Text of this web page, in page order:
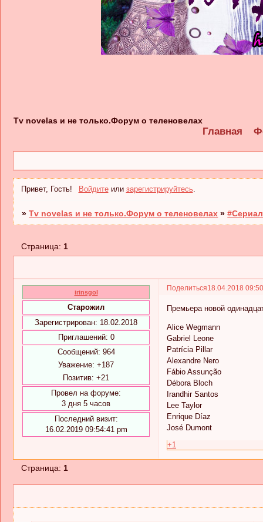
Tv novelas и не только.Форум о теленовелах
Главная
Привет, Гость! Войдитеили зарегистрируйтесь.
»Tv novelas и не только.Форум о теленовелах »
Страница:1
Поделиться18.04.2018
irinsgol
Старожил
Зарегистрирован: 18.02.2018
Приглашений: 0
Сообщений: 964
Уважение: +187
Позитив: +21
Провел на форуме:
3 дня 5 часов
Последний визит:
16.02.2019 09:54:41 pm
Премьера новой
Alice Wegmann
Gabriel Leone
Patrícia Pillar
Alexandre Nero
Fábio Assunção
Débora Bloch
Irandhir Santos
Lee Taylor
Enrique Díaz
José Dumont
+1
Страница: 1